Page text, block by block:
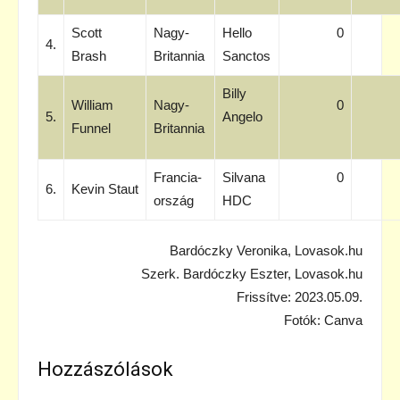
4.
Scott
Brash
Nagy-
Britannia
Hello
Sanctos
0
5.
William
Funnel
Nagy-
Britannia
Billy
Angelo
0
6. Kevin Staut
Francia-
ország
Silvana
HDC
0
Bardóczky Veronika, Lovasok.hu
Szerk. Bardóczky Eszter, Lovasok.hu
Frissítve: 2023.05.09.
Fotók: Canva
Hozzászólások